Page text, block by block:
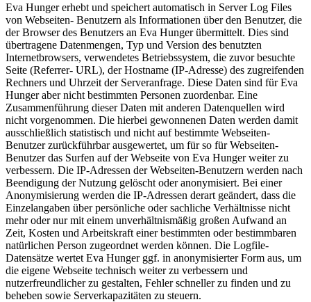
Eva Hunger erhebt und speichert automatisch in Server Log Files
von Webseiten- Benutzern als Informationen über den Benutzer, die
der Browser des Benutzers an Eva Hunger übermittelt. Dies sind
übertragene Datenmengen, Typ und Version des benutzten
Internetbrowsers, verwendetes Betriebssystem, die zuvor besuchte
Seite (Referrer- URL), der Hostname (IP-Adresse) des zugreifenden
Rechners und Uhrzeit der Serveranfrage. Diese Daten sind für Eva
Hunger aber nicht bestimmten Personen zuordenbar. Eine
Zusammenführung dieser Daten mit anderen Datenquellen wird
nicht vorgenommen. Die hierbei gewonnenen Daten werden damit
ausschließlich statistisch und nicht auf bestimmte Webseiten-
Benutzer zurückführbar ausgewertet, um für so für Webseiten-
Benutzer das Surfen auf der Webseite von Eva Hunger weiter zu
verbessern. Die IP-Adressen der Webseiten-Benutzern werden nach
Beendigung der Nutzung gelöscht oder anonymisiert. Bei einer
Anonymisierung werden die IP-Adressen derart geändert, dass die
Einzelangaben über persönliche oder sachliche Verhältnisse nicht
mehr oder nur mit einem unverhältnismäßig großen Aufwand an
Zeit, Kosten und Arbeitskraft einer bestimmten oder bestimmbaren
natürlichen Person zugeordnet werden können. Die Logfile-
Datensätze wertet Eva Hunger ggf. in anonymisierter Form aus, um
die eigene Webseite technisch weiter zu verbessern und
nutzerfreundlicher zu gestalten, Fehler schneller zu finden und zu
beheben sowie Serverkapazitäten zu steuern.